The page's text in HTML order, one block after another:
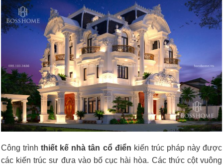
Công trìnhthiết kế nhà tân cổ điển kiến trúc pháp này được
các kiến trúc sư đưa vào bố cục hài hòa. Các thức cột vuông